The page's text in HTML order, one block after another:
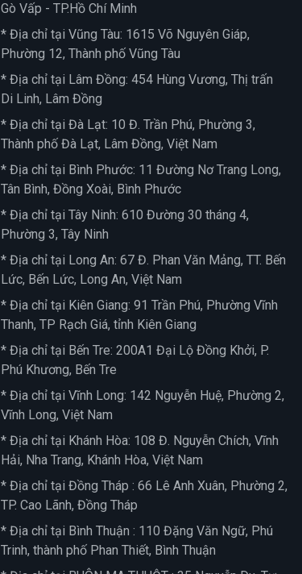
Gò Vấp - TP.Hồ Chí Minh
* Địa chỉ tại Vũng Tàu: 1615 Võ Nguyên Giáp,
Phường 12, Thành phố Vũng Tàu
* Địa chỉ tại Lâm Đồng: 454 Hùng Vương, Thị trấn
Di Linh, Lâm Đồng
* Địa chỉ tại Đà Lạt: 10 Đ. Trần Phú, Phường 3,
Thành phố Đà Lạt, Lâm Đồng, Việt Nam
* Địa chỉ tại Bình Phước: 11 Đường Nơ Trang Long,
Tân Bình, Đồng Xoài, Bình Phước
* Địa chỉ tại Tây Ninh: 610 Đường 30 tháng 4,
Phường 3, Tây Ninh
* Địa chỉ tại Long An: 67 Đ. Phan Văn Mảng, TT. Bến
Lức, Bến Lức, Long An, Việt Nam
* Địa chỉ tại Kiên Giang: 91 Trần Phú, Phường Vĩnh
Thanh, TP Rạch Giá, tỉnh Kiên Giang
* Địa chỉ tại Bến Tre: 200A1 Đại Lộ Đồng Khởi, P.
Phú Khương, Bến Tre
* Địa chỉ tại Vĩnh Long: 142 Nguyễn Huệ, Phường 2,
Vĩnh Long, Việt Nam
* Địa chỉ tại Khánh Hòa: 108 Đ. Nguyễn Chích, Vĩnh
Hải, Nha Trang, Khánh Hòa, Việt Nam
* Địa chỉ tại Đồng Tháp : 66 Lê Anh Xuân, Phường 2,
TP. Cao Lãnh, Đồng Tháp
* Địa chỉ tại Bình Thuận : 110 Đặng Văn Ngữ, Phú
Trinh, thành phố Phan Thiết, Bình Thuận